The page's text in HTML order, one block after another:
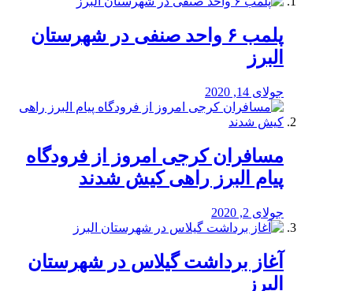
پلمب ۶ واحد صنفی در شهرستان
البرز
جولای 14, 2020
مسافران کرجی امروز از فرودگاه
پیام البرز راهی کیش شدند
جولای 2, 2020
آغاز برداشت گیلاس در شهرستان
البرز